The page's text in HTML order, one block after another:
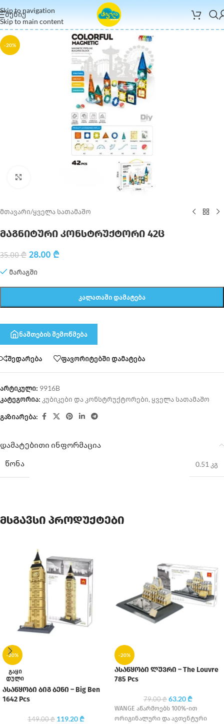
Skip to navigation
Skip to main content
ᲛᲔᲜᲘᲣ
-20%
მთავარი/ყველა სათამაშო
მაგნიტური კონსტრუქტორი 42ც
35.00₾ 28.00 ₾
მარაგში
ᲙᲐᲚᲐᲗᲐᲨᲘ ᲓᲐᲛᲐᲢᲔᲑᲐ
ნაშთების შემოწმება
შედარება ფავორიტებში დამატება
არტიკული: 9916B
კატეგორია: კუბიკები და კონსტრუქტორები, ყველა სათამაშო
გაზიარება:
დამატებითი ინფორმაცია
ᲬᲝᲜᲐ
0.51 კგ
მსგავსი პროდუქტები
-20%
ᲒᲐᲧᲘ
ᲓᲣᲚᲘ
ასაწყობი ბიგ ბენი – Big Ben
1642 Pcs
149.00₾ 119.20₾
-20%
ასაწყობი ლუვრი – The Louvre
785 Pcs
79.00₾ 63.20₾
WANGE აწარმოებს 100%-ით
ორიგინალური და ავთენტური